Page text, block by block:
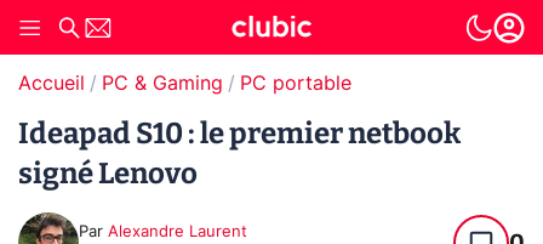
Accueil PC & Gaming PC portable
Ideapad S10 : le premier netbook
signé Lenovo
Par Alexandre Laurent